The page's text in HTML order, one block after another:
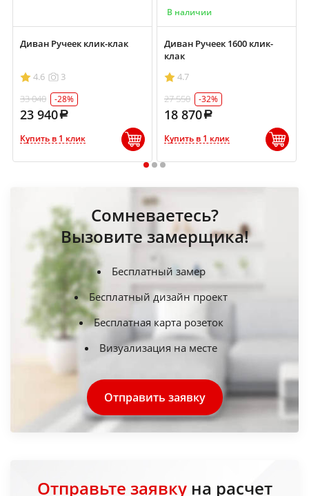
Диван Ручеек клик-клак
4.6
3
33 040
-28%
23 940
Купить в 1 клик
В наличии
Диван Ручеек 1600 клик-
клак
4.7
27 550
-32%
18 870
Купить в 1 клик
1 2 3
Сомневаетесь?
Вызовите замерщика!
Бесплатный замер
Бесплатный дизайн проект
Бесплатная карта розеток
Визуализация на месте
Отправить заявку
Отправьте заявкуна расчет